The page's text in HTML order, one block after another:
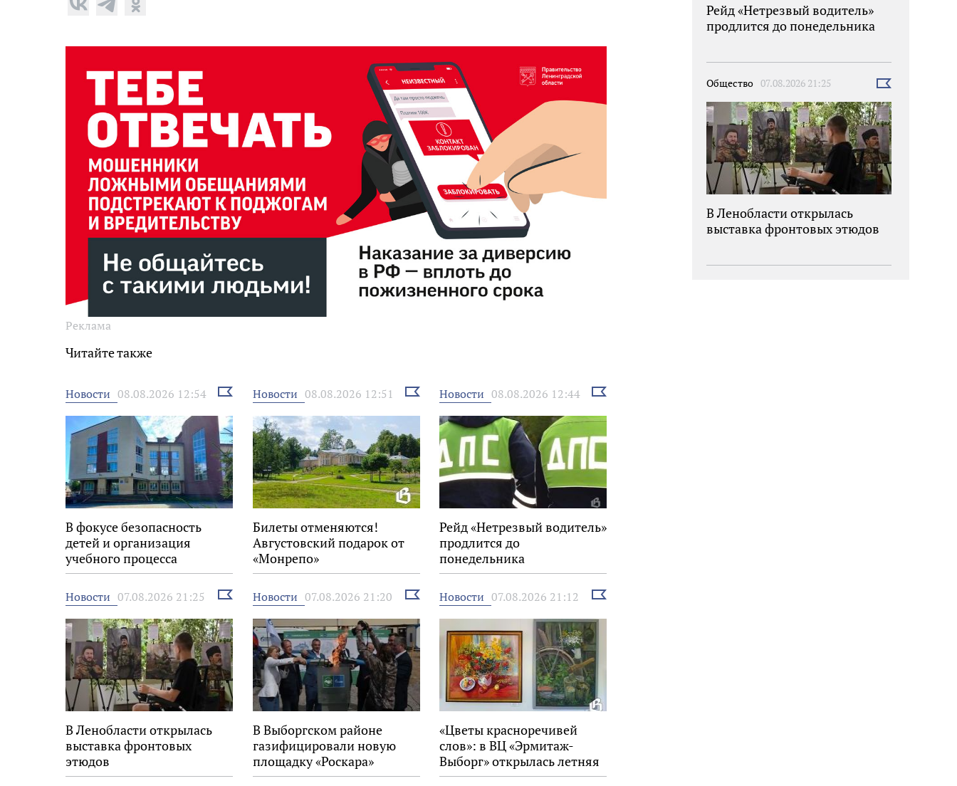
Реклама
Читайте также
Новости 08.08.2026 12:54
Выбрать
новость
В фокусе безопасность
детей и организация
учебного процесса
Новости 08.08.2026 12:51
Выбрать
новость
Билеты отменяются!
Августовский подарок от
«Монрепо»
Новости 08.08.2026 12:44
Выбрать
Рейд «Нетрезвый водитель»
продлится до
понедельника
Новости 07.08.2026 21:25
Выбрать
новость
В Ленобласти открылась
выставка фронтовых
этюдов
Новости 07.08.2026 21:20
Выбрать
новость
В Выборгском районе
газифицировали новую
площадку «Роскара»
Новости 07.08.2026 21:12
Выбрать
«Цветы красноречивей
слов»: в ВЦ «Эрмитаж-
Выборг» открылась летняя
выставка
Рейд «Нетрезвый водитель»
продлится до понедельника
Общество 07.08.2026 21:25
Выбрать
В Ленобласти открылась
выставка фронтовых этюдов